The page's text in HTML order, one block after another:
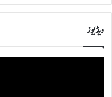
ویڈیوز